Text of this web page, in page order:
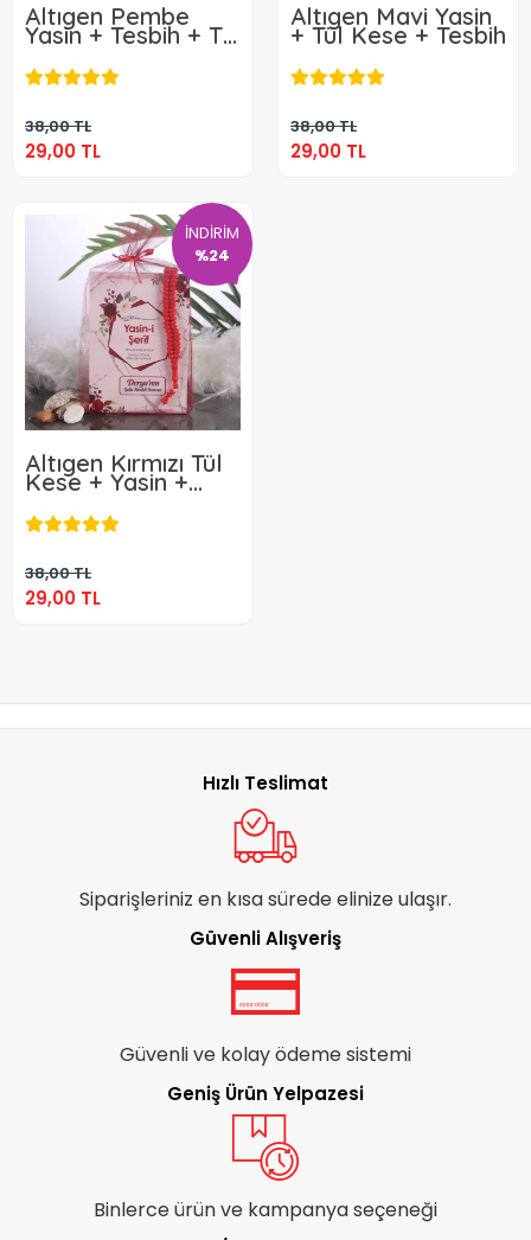
Altıgen Pembe
Yasin + Tesbih + Tül
Kese
38,00 TL
29,00 TL
29,00 TL
Altıgen Mavi Yasin
+ Tül Kese + Tesbih
38,00 TL
29,00 TL
29,00 TL
İNDİRİM
%24
Altıgen Kırmızı Tül
Kese + Yasin +
Tesbih
38,00 TL
29,00 TL
29,00 TL
Hızlı Teslimat
Siparişleriniz en kısa sürede elinize ulaşır.
Güvenli Alışveriş
Güvenli ve kolay ödeme sistemi
Geniş Ürün Yelpazesi
Binlerce ürün ve kampanya seçeneği